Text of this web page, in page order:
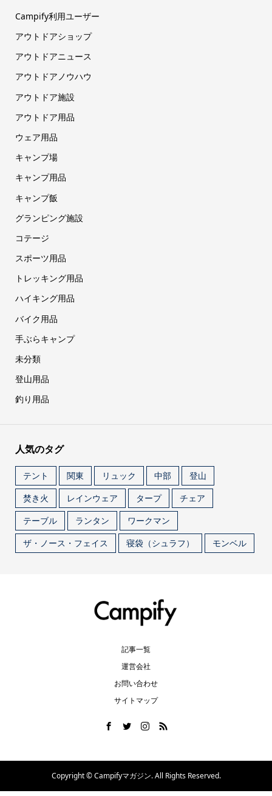
Campify利用ユーザー
アウトドアショップ
アウトドアニュース
アウトドアノウハウ
アウトドア施設
アウトドア用品
ウェア用品
キャンプ場
キャンプ用品
キャンプ飯
グランピング施設
コテージ
スポーツ用品
トレッキング用品
ハイキング用品
バイク用品
手ぶらキャンプ
未分類
登山用品
釣り用品
人気のタグ
テント 関東 リュック 中部
登山
焚き火
レインウェア タープ
チェア
テーブル
ランタン
ワークマン
ザ・ノース・フェイス
寝袋（シュラフ） モンベル
記事一覧
運営会社
お問い合わせ
サイトマップ
Copyright ©Campifyマガジン. All Rights Reserved.